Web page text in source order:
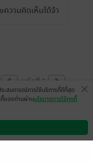
ความคิดเห็นได้จ้า
หน้าที่ 1
มีแล้ว - Pim4289
วิธีการใช้งาน ติดต่อเรา
ะสบการณ์การใช้บริการที่ดีที่สุด
ของท่านผ่านนโยบายการใช้คุกกี้